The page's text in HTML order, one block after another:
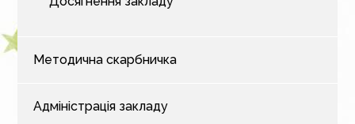
Методична скарбничка
Адміністрація закладу